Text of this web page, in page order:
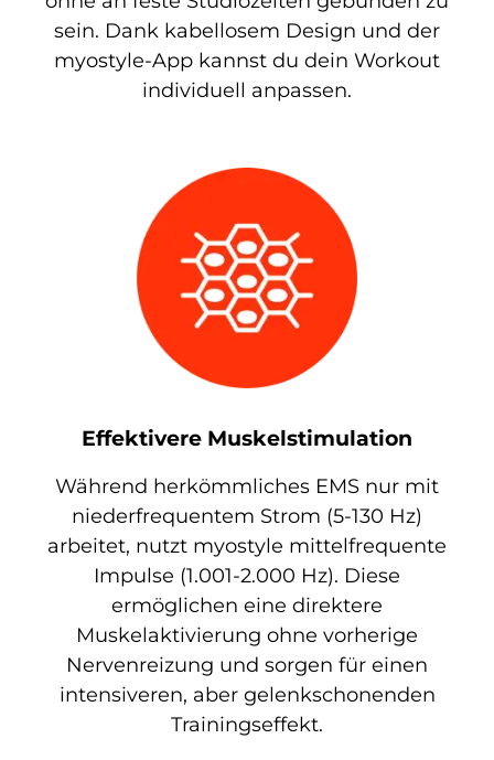
sein. Dank kabellosem Design und der
myostyle-App kannst du dein Workout
individuell anpassen.
Effektivere Muskelstimulation
Während herkömmliches EMS nur mit
niederfrequentem Strom (5-130 Hz)
arbeitet, nutzt myostyle mittelfrequente
Impulse (1.001-2.000 Hz). Diese
ermöglichen eine direktere
Muskelaktivierung ohne vorherige
Nervenreizung und sorgen für einen
intensiveren, aber gelenkschonenden
Trainingseffekt.